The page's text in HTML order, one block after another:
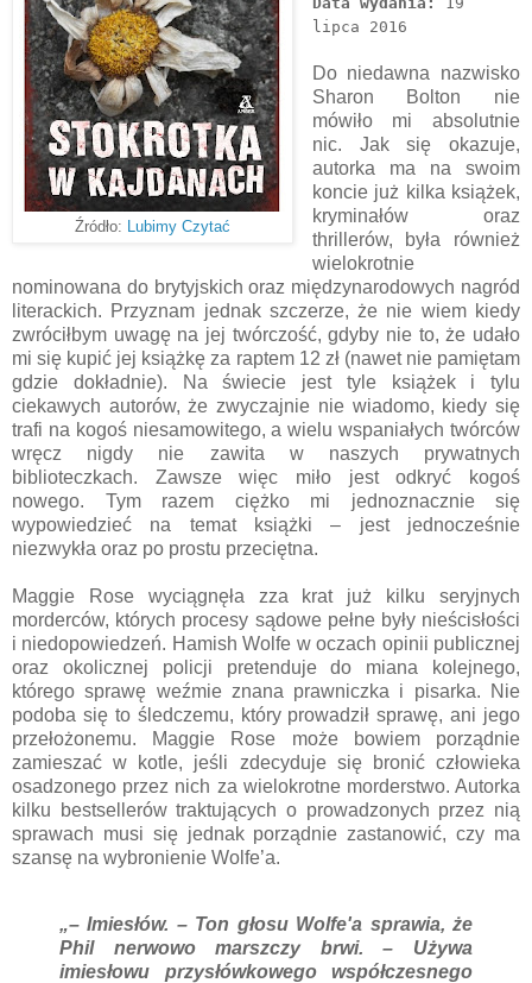
Źródło: Lubimy Czytać
lipca 2016
Do niedawna nazwisko
Sharon Bolton nie
mówiło mi absolutnie
nic. Jak się okazuje,
autorka ma na swoim
koncie już kilka książek,
kryminałów oraz
thrillerów, była również
wielokrotnie
nominowana do brytyjskich oraz międzynarodowych nagród
literackich. Przyznam jednak szczerze, że nie wiem kiedy
zwróciłbym uwagę na jej twórczość, gdyby nie to, że udało
mi się kupić jej książkę za raptem 12 zł (nawet nie pamiętam
gdzie dokładnie). Na świecie jest tyle książek i tylu
ciekawych autorów, że zwyczajnie nie wiadomo, kiedy się
trafi na kogoś niesamowitego, a wielu wspaniałych twórców
wręcz nigdy nie zawita w naszych prywatnych
biblioteczkach. Zawsze więc miło jest odkryć kogoś
nowego. Tym razem ciężko mi jednoznacznie się
wypowiedzieć na temat książki – jest jednocześnie
niezwykła oraz po prostu przeciętna.
Maggie Rose wyciągnęła zza krat już kilku seryjnych
morderców, których procesy sądowe pełne były nieścisłości
i niedopowiedzeń. Hamish Wolfe w oczach opinii publicznej
oraz okolicznej policji pretenduje do miana kolejnego,
którego sprawę weźmie znana prawniczka i pisarka. Nie
podoba się to śledczemu, który prowadził sprawę, ani jego
przełożonemu. Maggie Rose może bowiem porządnie
zamieszać w kotle, jeśli zdecyduje się bronić człowieka
osadzonego przez nich za wielokrotne morderstwo. Autorka
kilku bestsellerów traktujących o prowadzonych przez nią
sprawach musi się jednak porządnie zastanowić, czy ma
szansę na wybronienie Wolfe’a.
„– Imiesłów. – Ton głosu Wolfe'a sprawia, że
Phil nerwowo marszczy brwi. – Używa
imiesłowu przysłówkowego współczesnego